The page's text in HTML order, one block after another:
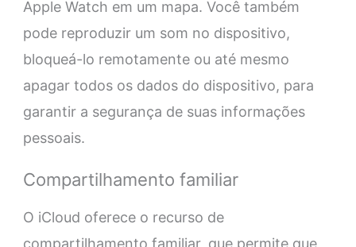
Apple Watch em um mapa. Você também
pode reproduzir um som no dispositivo,
bloqueá-lo remotamente ou até mesmo
apagar todos os dados do dispositivo, para
garantir a segurança de suas informações
pessoais.
Compartilhamento familiar
O iCloud oferece o recurso de